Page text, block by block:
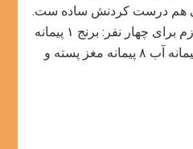
هم درست کردنش ساده ست.
امیدوارم لذت ببرید. مواد لازم برای چهار نفر: برنج ۱ پیمانه
( نیمدونه بهتره ) شکر ۱,۵ پیمانه آب ۸ پیمانه مغز پسته و